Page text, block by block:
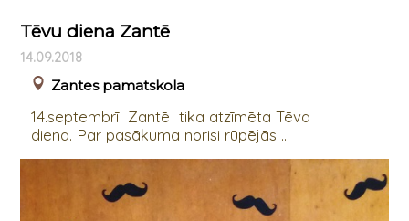
Tēvu diena Zantē
14.09.2018
Zantes pamatskola
14.septembrī Zantē tika atzīmēta Tēva
diena. Par pasākuma norisi rūpējās ...